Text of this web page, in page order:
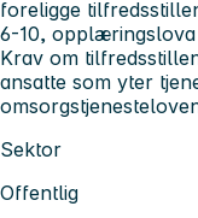
foreligge
6-10, opplæringslova
Krav om
ansatte som yter
Sektor
Offentlig